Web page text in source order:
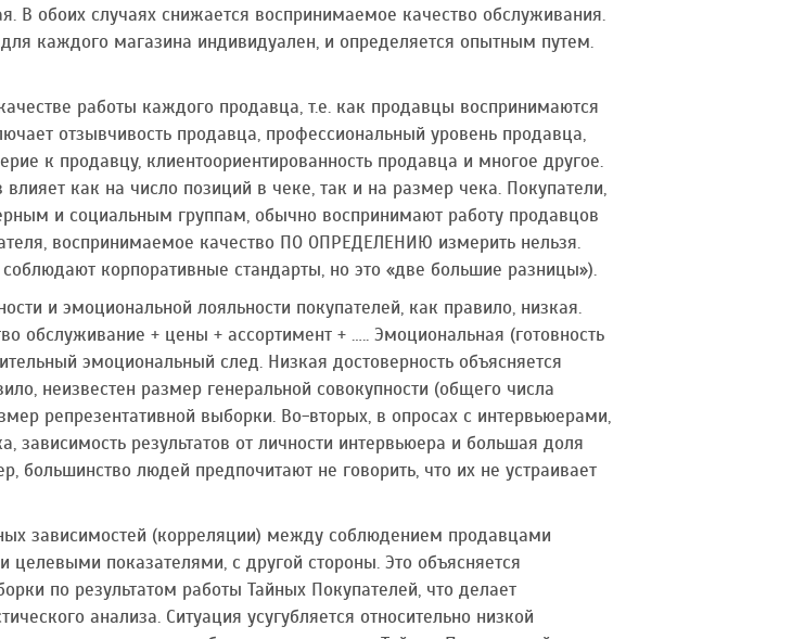
В обоих случаях снижается воспринимаемое качество обслуживания.
каждого магазина индивидуален, и определяется опытным путем.
работы каждого продавца, т.е. как продавцы воспринимаются
отзывчивость продавца, профессиональный уровень продавца,
к продавцу, клиентоориентированность продавца и многое другое.
как на число позиций в чеке, так и на размер чека. Покупатели,
и социальным группам, обычно воспринимают работу продавцов
воспринимаемое качество ПО ОПРЕДЕЛЕНИЮ измерить нельзя.
корпоративные стандарты, но это «две большие разницы»).
и эмоциональной лояльности покупателей, как правило, низкая.
обслуживание + цены + ассортимент + ….. Эмоциональная (готовность
эмоциональный след. Низкая достоверность объясняется
неизвестен размер генеральной совокупности (общего числа
репрезентативной выборки. Во-вторых, в опросах с интервьюерами,
результатов от личности интервьюера и большая доля
большинство людей предпочитают не говорить, что их не устраивает
зависимостей (корреляции) между соблюдением продавцами
целевыми показателями, с другой стороны. Это объясняется
по результатом работы Тайных Покупателей, что делает
анализа. Ситуация усугубляется относительно низкой